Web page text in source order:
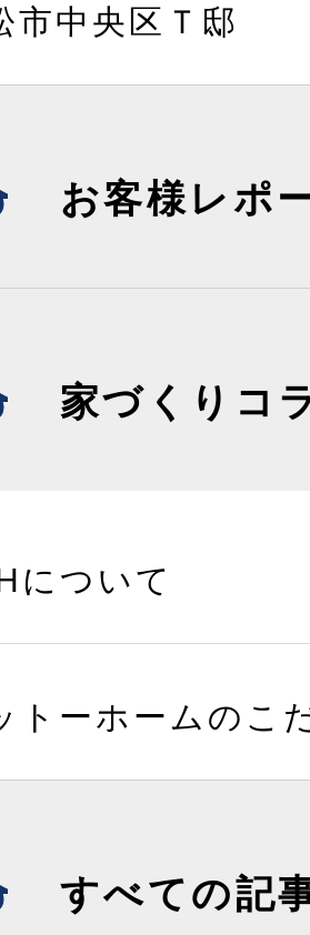
市中央区Ｔ邸
お客様レポ
家づくりコ
について
トーホームのこ
すべての記